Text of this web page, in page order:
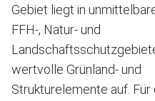
Gebiet liegt in
FFH-, Natur- und
wertvolle Grünland- und
Strukturelemente auf. Für